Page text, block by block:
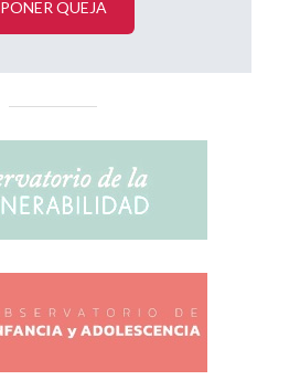
PONER QUEJA